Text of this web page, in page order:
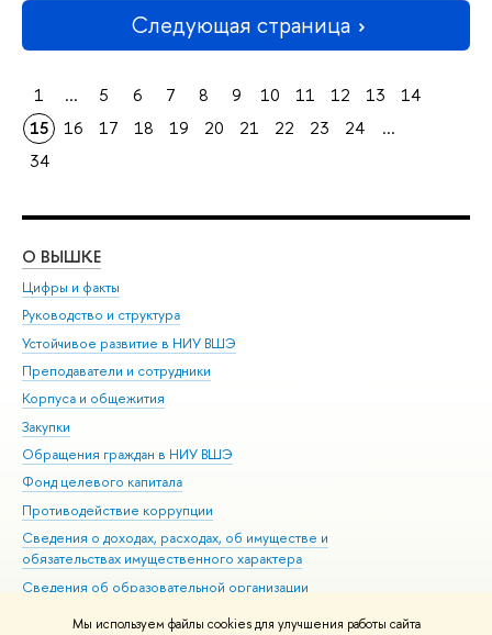
Мы используем файлы cookies для улучшения работы сайта
Следующая страница
1 ... 5 6 7 8 9 10 11 12 13
14
15
16 17 18 19 20 21 22 23 24
...
34
О ВЫШКЕ
Цифры и факты
Руководство и структура
Устойчивое развитие в НИУ ВШЭ
Преподаватели и сотрудники
Корпуса и общежития
Закупки
Обращения граждан в НИУ ВШЭ
Фонд целевого капитала
Противодействие коррупции
Сведения о доходах, расходах, об имуществе и
обязательствах имущественного характера
Сведения об образовательной организации
Людям с ограниченными возможностями здоровья